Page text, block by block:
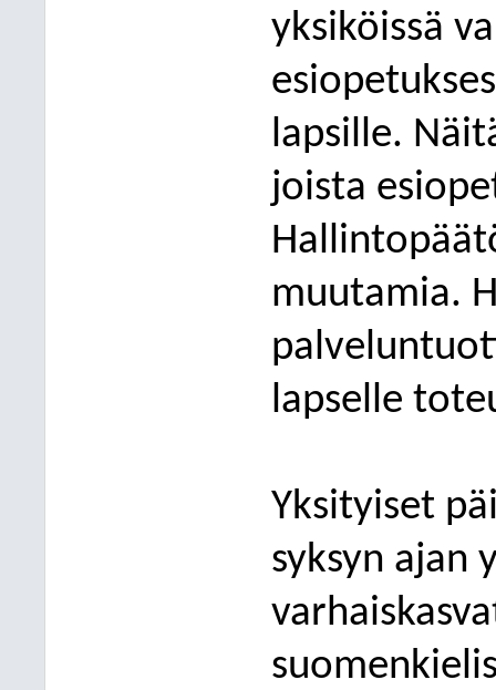
yksiköissä
lapsille.
joista
muutamia.
lapselle
Yksityiset
syksyn ajan